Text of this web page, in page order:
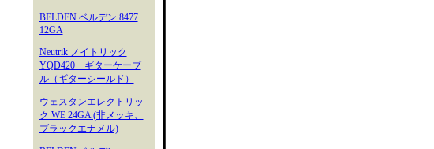
BELDEN ベルデン 8477
12GA
Neutrik ノイトリック
YQD420 ギターケーブ
ル（ギターシールド）
ウェスタンエレクトリッ
ク WE 24GA (非メッキ、
ブラックエナメル)